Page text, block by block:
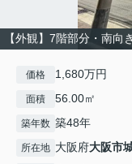
【外観】7階部分・南
価格 1,680万円
面積 56.00㎡
築年数 築48年
所在地 大阪府大阪市